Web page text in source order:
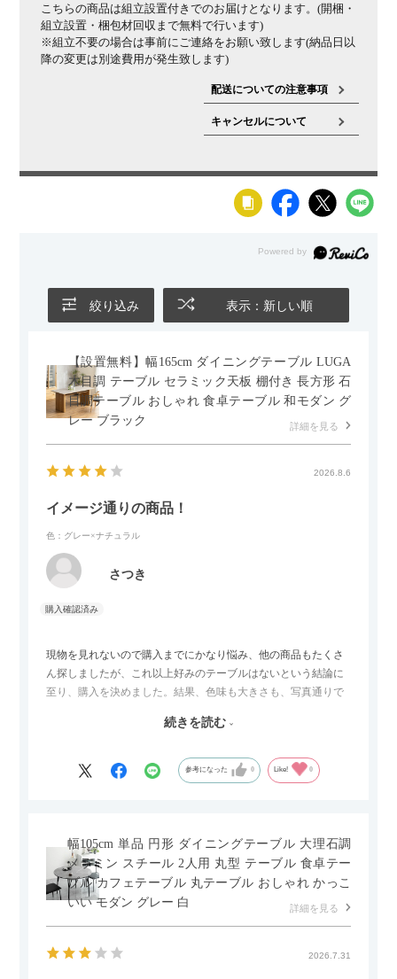
い。床を傷つける場合があります。
こちらの商品は組立設置付きでのお届けとなります。(開梱・
組立設置・梱包材回収まで無料で行います)
※組立不要の場合は事前にご連絡をお願い致します(納品日以
降の変更は別途費用が発生致します)
配送についての注意事項
キャンセルについて
絞り込み 表示：新しい順
【設置無料】幅165cm ダイニングテーブル LUGA
木目調 テーブル セラミック天板 棚付き 長方形 石
目調テーブル おしゃれ 食卓テーブル 和モダン グ
レー ブラック
詳細を見る
2026.8.6
イメージ通りの商品！
色：グレー×ナチュラル
さつき
現物を見れないので購入までにかなり悩み、他の商品もたくさ
ん探しましたが、これ以上好みのテーブルはないという結論に
至り、購入を決めました。結果、色味も大きさも、写真通りで
セラミック天板が思った以上に滑りが良く、汚れも拭きやすい
はいけないかもしれません。天板が冷たいので冬にどうなるの
かなというのも気になります。
続きを読む
参考になった 0 Like! 0
幅105cm 単品 円形 ダイニングテーブル 大理石調
メラミン スチール 2人用 丸型 テーブル 食卓テー
ブル カフェテーブル 丸テーブル おしゃれ かっこ
いい モダン グレー 白
詳細を見る
2026.7.31